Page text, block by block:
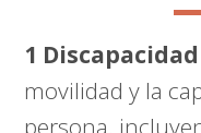
1
movilidad y la
persona,